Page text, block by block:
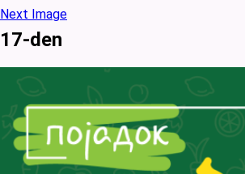
Next Image
17-den